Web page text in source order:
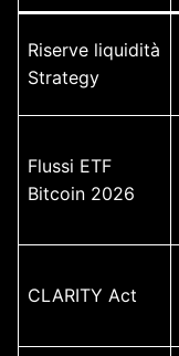
Riserve liquidità
Strategy
Flussi ETF
Bitcoin 2026
CLARITY Act